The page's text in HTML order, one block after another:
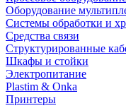
Оборудование
Системы обработки и
Средства связи
Структурированные
Шкафы и стойки
Электропитание
Plastim & Onka
Принтеры